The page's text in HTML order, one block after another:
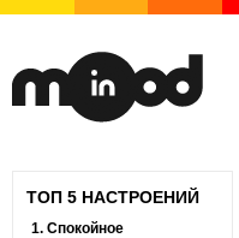
ТОП 5 НАСТРОЕНИЙ
1. Спокойное